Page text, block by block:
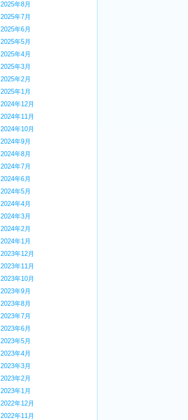
2025年8月
2025年7月
2025年6月
2025年5月
2025年4月
2025年3月
2025年2月
2025年1月
2024年12月
2024年11月
2024年10月
2024年9月
2024年8月
2024年7月
2024年6月
2024年5月
2024年4月
2024年3月
2024年2月
2024年1月
2023年12月
2023年11月
2023年10月
2023年9月
2023年8月
2023年7月
2023年6月
2023年5月
2023年4月
2023年3月
2023年2月
2023年1月
2022年12月
2022年11月